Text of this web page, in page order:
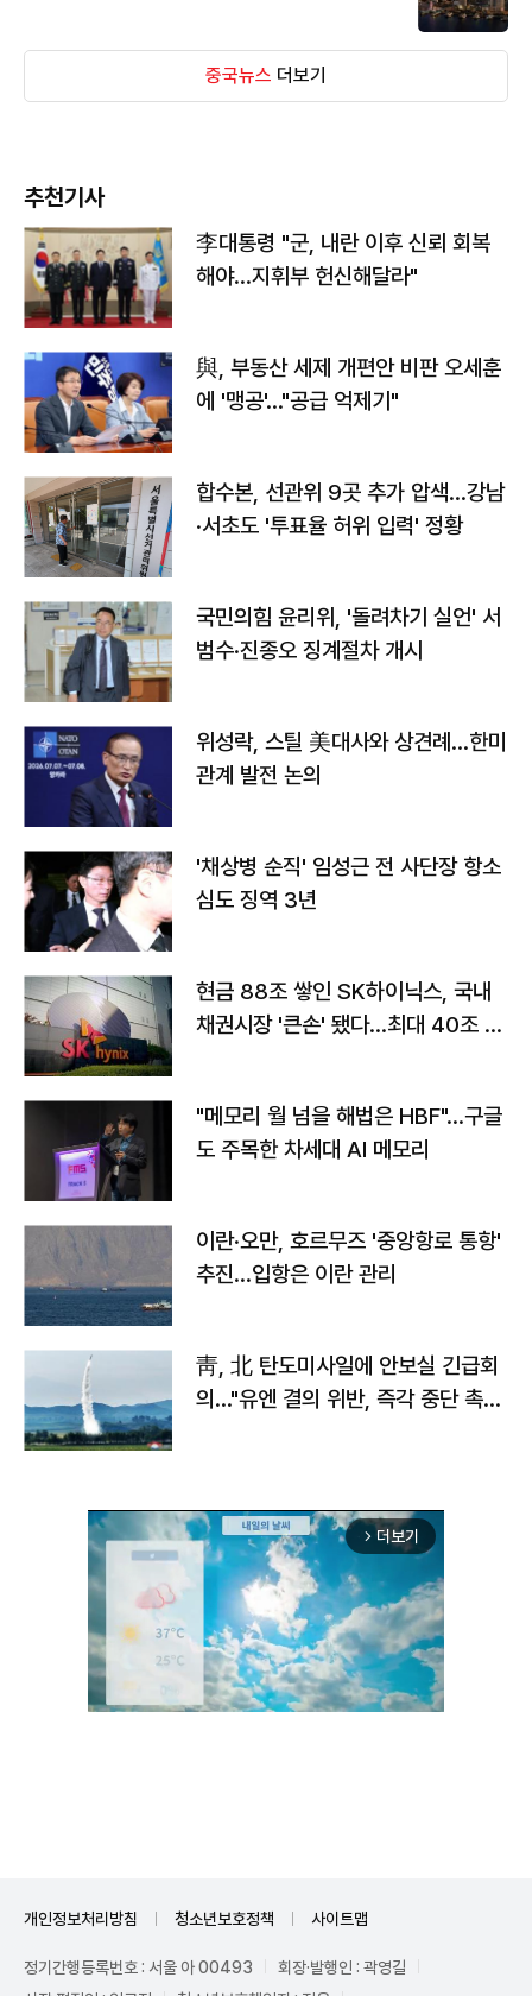
중국뉴스 더보기
추천기사
李대통령 "군, 내란 이후 신뢰 회복
해야…지휘부 헌신해달라"
與, 부동산 세제 개편안 비판 오세훈
에 '맹공'…"공급 억제기"
합수본, 선관위 9곳 추가 압색…강남
·서초도 '투표율 허위 입력' 정황
국민의힘 윤리위, '돌려차기 실언' 서
범수·진종오 징계절차 개시
위성락, 스틸 美대사와 상견례…한미
관계 발전 논의
'채상병 순직' 임성근 전 사단장 항소
심도 징역 3년
현금 88조 쌓인 SK하이닉스, 국내
채권시장 '큰손' 됐다…최대 40조 투
"메모리 월 넘을 해법은 HBF"…구글
도 주목한 차세대 AI 메모리
이란·오만, 호르무즈 '중앙항로 통항'
추진…입항은 이란 관리
靑, 北 탄도미사일에 안보실 긴급회
의…"유엔 결의 위반, 즉각 중단 촉
arrow_forward_ios 더보기
개인정보처리방침 청소년보호정책 사이트맵
정기간행등록번호 : 서울 아 00493
회장·발행인 : 곽영길